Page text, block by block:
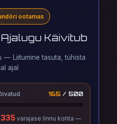
ootamas
Ajalugu Käivitub
— Liitumine tasuta, tühista
ajal
165 / 500
335 varajase linnu kohta —